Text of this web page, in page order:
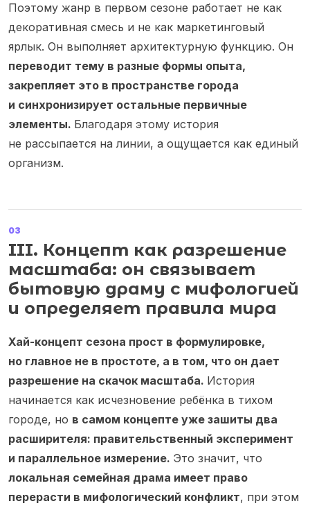
Поэтому жанр в первом сезоне работает не как
декоративная смесь и не как маркетинговый
ярлык. Он выполняет архитектурную функцию. Он
переводит тему в разные формы опыта,
закрепляет это в пространстве города
и синхронизирует остальные первичные
элементы. Благодаря этому история
не рассыпается на линии, а ощущается как единый
организм.
03
III. Концепт как разрешение
масштаба: он связывает
бытовую драму с мифологией
и определяет правила мира
Хай-концепт сезона прост в формулировке,
но главное не в простоте, а в том, что он дает
разрешение на скачок масштаба. История
начинается как исчезновение ребёнка в тихом
городе, но в самом концепте уже зашиты два
расширителя: правительственный эксперимент
и параллельное измерение. Это значит, что
локальная семейная драма имеет право
перерасти в мифологический конфликт, при этом